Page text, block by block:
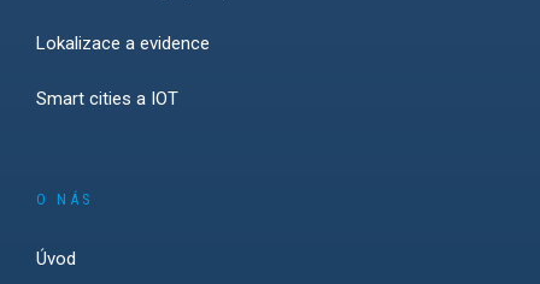
Lokalizace a evidence
Smart cities a IOT
O NÁS
Úvod